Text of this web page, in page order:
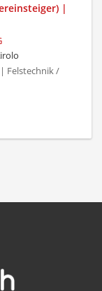
|
Felstechnik /